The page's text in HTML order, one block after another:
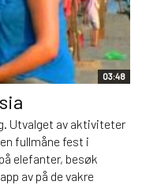
03:48
Utvalget av aktiviteter
fullmåne fest i
elefanter, besøk
av på de vakre